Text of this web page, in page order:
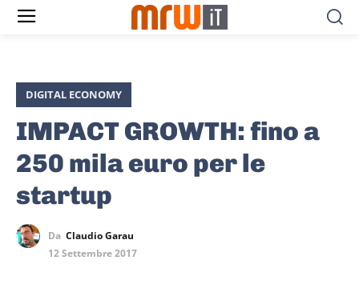
DIGITAL ECONOMY
IMPACT GROWTH: fino a
250 mila euro per le
startup
Da Claudio Garau
12 Settembre 2017